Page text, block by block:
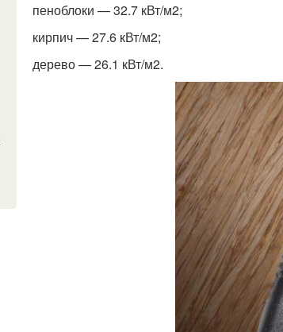
пеноблоки — 32.7 кВт/м2;
кирпич — 27.6 кВт/м2;
дерево — 26.1 кВт/м2.